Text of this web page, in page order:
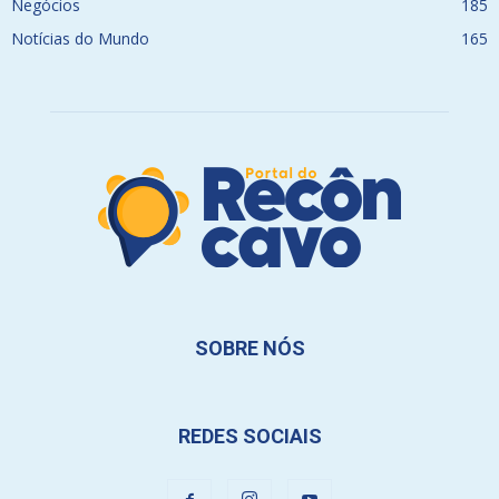
Negócios
185
Notícias do Mundo
165
SOBRE NÓS
REDES SOCIAIS